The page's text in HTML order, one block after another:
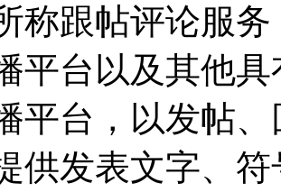
称跟帖评论服
平台以及其他
平台，以发帖
供发表文字、